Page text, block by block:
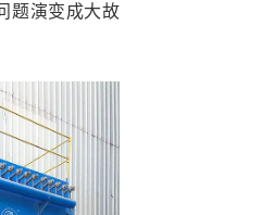
题演变成大故